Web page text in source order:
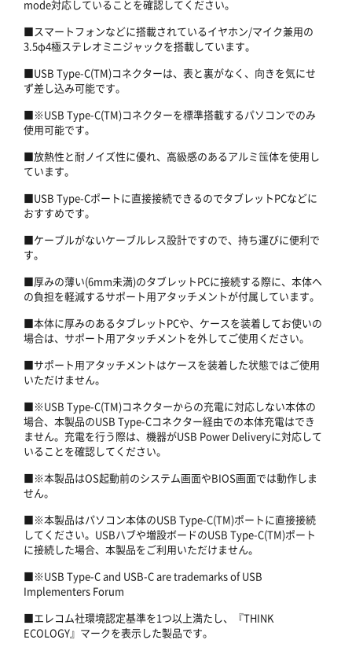
mode対応していることを確認してください。
■スマートフォンなどに搭載されているイヤホン/マイク兼用の
3.5φ4極ステレオミニジャックを搭載しています。
■USB Type-C(TM)コネクターは、表と裏がなく、向きを気にせ
ず差し込み可能です。
■※USB Type-C(TM)コネクターを標準搭載するパソコンでのみ
使用可能です。
■放熱性と耐ノイズ性に優れ、高級感のあるアルミ筺体を使用し
ています。
■USB Type-Cポートに直接接続できるのでタブレットPCなどに
おすすめです。
■ケーブルがないケーブルレス設計ですので、持ち運びに便利で
す。
■厚みの薄い(6mm未満)のタブレットPCに接続する際に、本体へ
の負担を軽減するサポート用アタッチメントが付属しています。
■本体に厚みのあるタブレットPCや、ケースを装着してお使いの
場合は、サポート用アタッチメントを外してご使用ください。
■サポート用アタッチメントはケースを装着した状態ではご使用
いただけません。
■※USB Type-C(TM)コネクターからの充電に対応しない本体の
場合、本製品のUSB Type-Cコネクター経由での本体充電はでき
ません。充電を行う際は、機器がUSB Power Deliveryに対応して
いることを確認してください。
■※本製品はOS起動前のシステム画面やBIOS画面では動作しま
せん。
■※本製品はパソコン本体のUSB Type-C(TM)ポートに直接接続
してください。USBハブや増設ボードのUSB Type-C(TM)ポート
に接続した場合、本製品をご利用いただけません。
■※USB Type-C and USB-C are trademarks of USB
Implementers Forum
■エレコム社環境認定基準を1つ以上満たし、『THINK
ECOLOGY』マークを表示した製品です。